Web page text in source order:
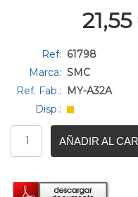
21,55
Ref: 61798
Marca: SMC
Ref. Fab.:
MY-A32A
Disp.:
AÑADIR AL